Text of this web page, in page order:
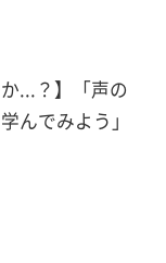
...？】「声の
んでみよう」